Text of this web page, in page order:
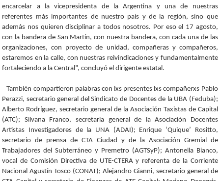
encarcelar a la vicepresidenta de la Argentina y una de nuestras
referentes más importantes de nuestro país y de la región, sino que
además nos quieren disciplinar a todos nosotros. Por eso el 17 agosto,
con la bandera de San Martín, con nuestra bandera, con cada una de las
organizaciones, con proyecto de unidad, compañeras y compañeros,
estaremos en la calle, con nuestras reivindicaciones y fundamentalmente
fortaleciendo a la Central”, concluyó el dirigente estatal.
También compartieron palabras con lxs presentes lxs compañerxs Pablo
Perazzi, secretario general del Sindicato de Docentes de la UBA (Feduba);
Alberto Rodríguez, secretario general de la Asociación Taxistas de Capital
(ATC); Silvana Franco, secretaria general de la Asociación Docentes
Artistas Investigadores de la UNA (ADAI); Enrique ‘Quique’ Rositto,
secretario de prensa de CTA Ciudad y de la Asociación Gremial de
Trabajadores del Subterráneo y Premetro (AGTSyP); Antonella Bianco,
vocal de Comisión Directiva de UTE-CTERA y referenta de la Corriente
Nacional Agustín Tosco (CONAT); Alejandro Gianni, secretario general de